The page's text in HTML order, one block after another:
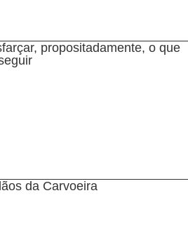
propositadamente, o que
da Carvoeira